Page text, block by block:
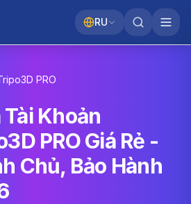
RU
PRO
Khoản
PRO Giá Rẻ -
Chủ, Bảo Hành